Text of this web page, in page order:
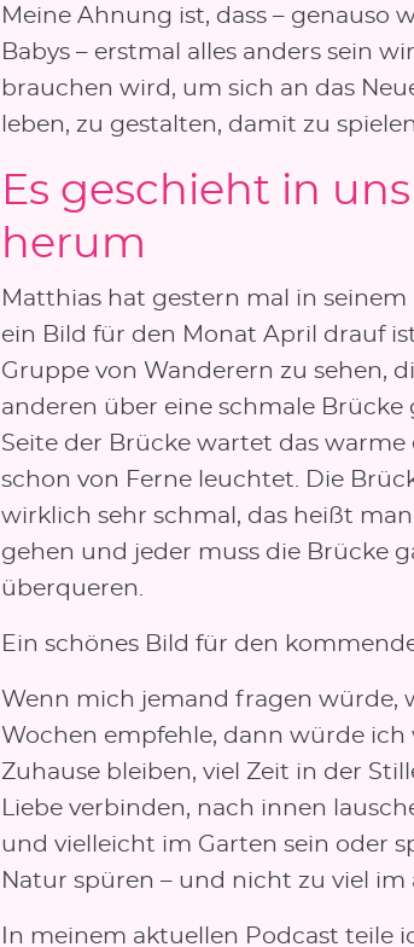
Meine Ahnung ist, dass – genauso
Babys – erstmal alles anders sein
brauchen wird, um sich an das
leben, zu gestalten, damit zu
Es geschieht in
herum
Matthias hat gestern mal in
ein Bild für den Monat April drauf
Gruppe von Wanderern zu sehen,
anderen über eine schmale Brücke
Seite der Brücke wartet das warme
schon von Ferne leuchtet. Die
wirklich sehr schmal, das heißt
gehen und jeder muss die Brücke
überqueren.
Ein schönes Bild für den
Wenn mich jemand fragen würde,
Wochen empfehle, dann würde ich
Zuhause bleiben, viel Zeit in der
Liebe verbinden, nach innen
und vielleicht im Garten sein oder
Natur spüren – und nicht zu viel im
In meinem aktuellen Podcast teile